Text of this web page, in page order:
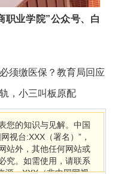
职业学院”公众号、白
须缴医保？教育局回应
，小三叫板原配
您的知识与见解。中国
视台:XXX（署名）”，
站外，其他任何网站或
究。如需使用，请联系